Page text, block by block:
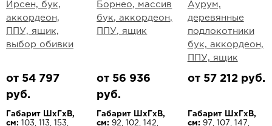
Ирсен, бук,
аккордеон,
ППУ, ящик,
выбор обивки
от 54 797
руб.
Габарит ШхГхВ,
см: 103, 113, 153,
Борнео, массив
бук, аккордеон,
ППУ, ящик
от 56 936
руб.
Габарит ШхГхВ,
см: 92, 102, 142,
Аурум,
деревянные
подлокотники
бук, аккордеон,
ППУ, ящик
от 57 212 руб.
Габарит ШхГхВ,
см: 97, 107, 147,